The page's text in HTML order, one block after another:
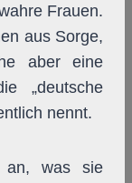
Frauen.
aus Sorge,
aber eine
„deutsche
nennt.
an, was sie